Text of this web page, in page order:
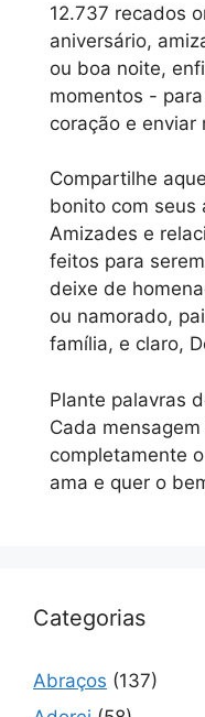
12.737 recados
aniversário,
ou boa noite,
momentos -
coração e enviar
Compartilhe
bonito com seus
Amizades e
feitos para
deixe de
ou namorado,
família, e claro,
Plante palavras
Cada
completamente
ama e quer o
Categorias
Abraços (137)